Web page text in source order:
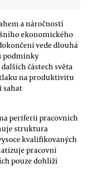
a náročností
ekonomického
vede dlouhá
podmínky
částech světa
na produktivitu
sahat
periferii pracovních
struktura
kvalifikovaných
pracovní
pouze dohlíží